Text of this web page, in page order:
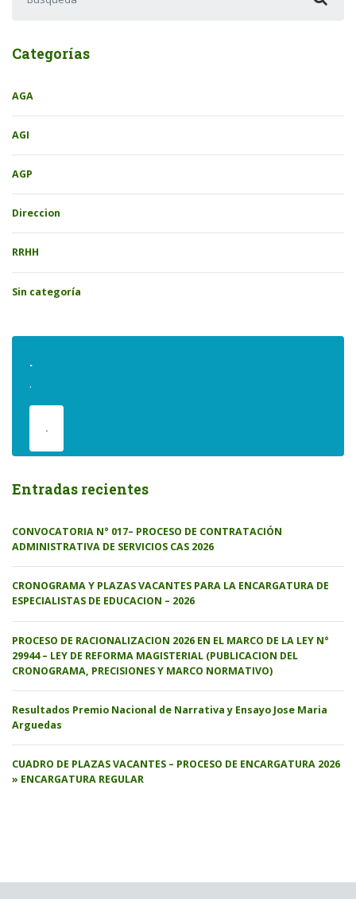
Categorías
AGA
AGI
AGP
Direccion
RRHH
Sin categoría
.
.
.
Entradas recientes
CONVOCATORIA N° 017– PROCESO DE CONTRATACIÓN
ADMINISTRATIVA DE SERVICIOS CAS 2026
CRONOGRAMA Y PLAZAS VACANTES PARA LA ENCARGATURA DE
ESPECIALISTAS DE EDUCACION – 2026
PROCESO DE RACIONALIZACION 2026 EN EL MARCO DE LA LEY N°
29944 – LEY DE REFORMA MAGISTERIAL (PUBLICACION DEL
CRONOGRAMA, PRECISIONES Y MARCO NORMATIVO)
Resultados Premio Nacional de Narrativa y Ensayo Jose Maria
Arguedas
CUADRO DE PLAZAS VACANTES – PROCESO DE ENCARGATURA 2026
» ENCARGATURA REGULAR